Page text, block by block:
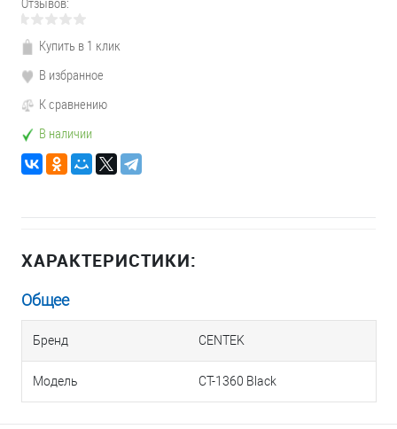
Купить в 1 клик
В избранное
К сравнению
В наличии
ХАРАКТЕРИСТИКИ:
Общее
Бренд CENTEK
Модель CT-1360 Black